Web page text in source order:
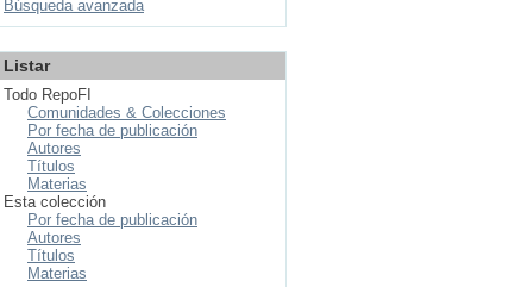
Búsqueda avanzada
Listar
Todo RepoFI
Comunidades & Colecciones
Por fecha de publicación
Autores
Títulos
Materias
Esta colección
Por fecha de publicación
Autores
Títulos
Materias